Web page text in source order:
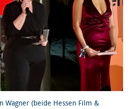
Wagner (beide Hessen Film &